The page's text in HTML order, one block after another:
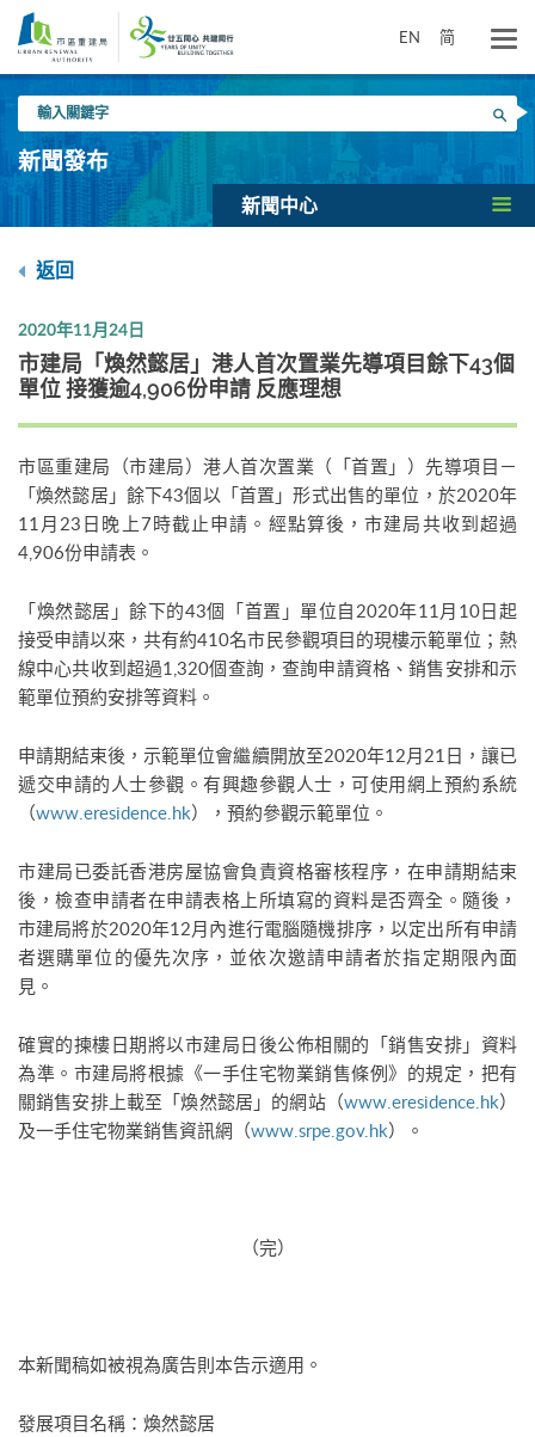
要
EN 简
入
關
鍵
搜尋
新聞發布
新聞中心
返回
2020年11月24日
市建局「煥然懿居」港人首次置業先導項目餘下43個
單位 接獲逾4,906份申請 反應理想
市區重建局（市建局）港人首次置業（「首置」）先導項目－
「煥然懿居」餘下43個以「首置」形式出售的單位，於2020年
11月23日晚上7時截止申請。經點算後，市建局共收到超過
4,906份申請表。
「煥然懿居」餘下的43個「首置」單位自2020年11月10日起
接受申請以來，共有約410名市民參觀項目的現樓示範單位；熱
線中心共收到超過1,320個查詢，查詢申請資格、銷售安排和示
範單位預約安排等資料。
申請期結束後，示範單位會繼續開放至2020年12月21日，讓已
遞交申請的人士參觀。有興趣參觀人士，可使用網上預約系統
（www.eresidence.hk），預約參觀示範單位。
市建局已委託香港房屋協會負責資格審核程序，在申請期結束
後，檢查申請者在申請表格上所填寫的資料是否齊全。隨後，
市建局將於2020年12月內進行電腦隨機排序，以定出所有申請
者選購單位的優先次序，並依次邀請申請者於指定期限內面
見。
確實的揀樓日期將以市建局日後公佈相關的「銷售安排」資料
為準。市建局將根據《一手住宅物業銷售條例》的規定，把有
關銷售安排上載至「煥然懿居」的網站（www.eresidence.hk）
及一手住宅物業銷售資訊網（www.srpe.gov.hk）。
（完）
本新聞稿如被視為廣告則本告示適用。
發展項目名稱：煥然懿居